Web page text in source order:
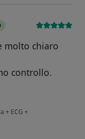
molto chiaro
controllo.
+ ECG +